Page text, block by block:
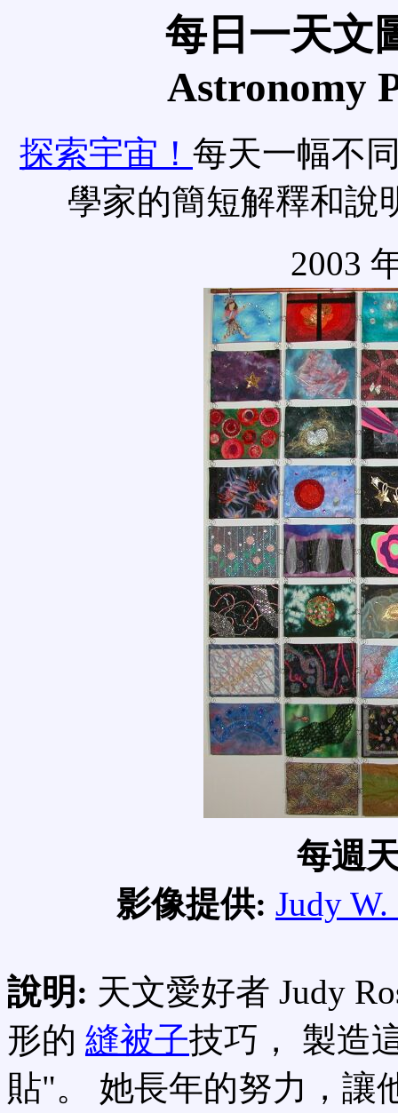
每日一天文
Astronomy
探索宇宙！ 每天一幅不
學家的簡短解釋和說
2003
每週
影像提供: Judy W.
說明: 天文愛好者 Judy
形的 縫被子技巧， 製造
貼"。 她長年的努力，讓